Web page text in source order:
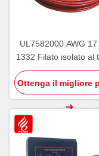
UL7582000 AWG 17
1332 Filato isolato al
con conduttori a fili di
stagnato
Ottenga il migliore